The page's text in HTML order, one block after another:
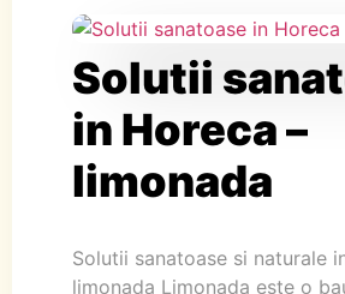
Solutii
in Horeca –
limonada
Solutii sanatoase si naturale
limonada Limonada este o